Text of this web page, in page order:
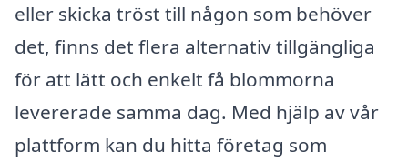
eller skicka tröst till någon som behöver
det, finns det flera alternativ tillgängliga
för att lätt och enkelt få blommorna
levererade samma dag. Med hjälp av vår
plattform kan du hitta företag som